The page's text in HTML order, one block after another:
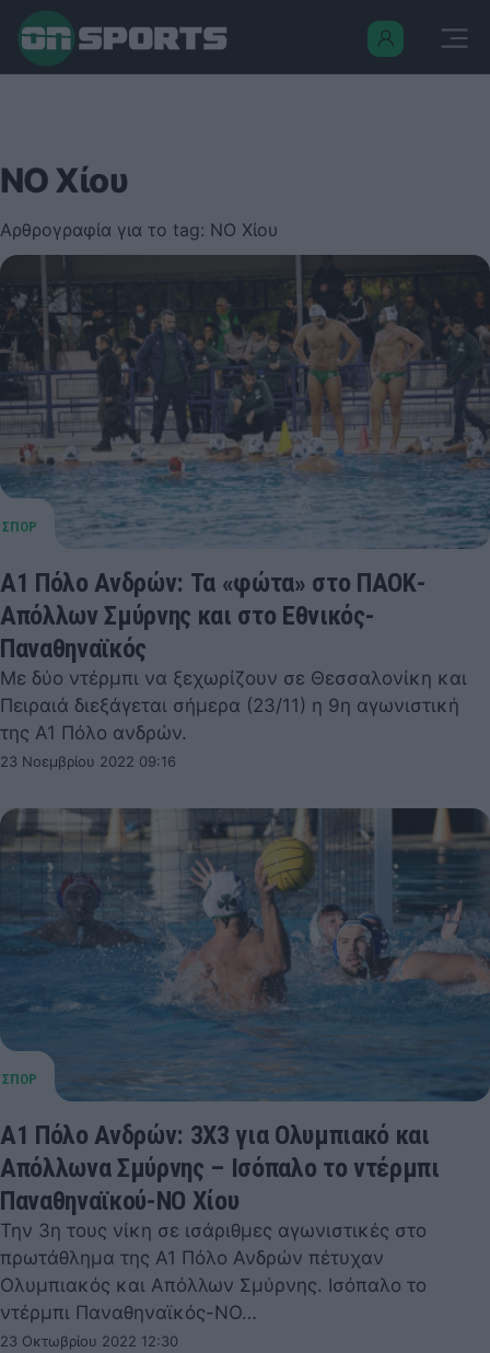
ΝΟ Χίου
Αρθρογραφία για το tag: ΝΟ Χίου
Α1 Πόλο Ανδρών: Τα «φώτα» στο ΠΑΟΚ-
Απόλλων Σμύρνης και στο Εθνικός-
Παναθηναϊκός
Με δύο ντέρμπι να ξεχωρίζουν σε Θεσσαλονίκη και
Πειραιά διεξάγεται σήμερα (23/11) η 9η αγωνιστική
της Α1 Πόλο ανδρών.
23 Νοεμβρίου 2022 09:16
Α1 Πόλο Ανδρών: 3Χ3 για Ολυμπιακό και
Απόλλωνα Σμύρνης – Ισόπαλο το ντέρμπι
Παναθηναϊκού-ΝΟ Χίου
Την 3η τους νίκη σε ισάριθμες αγωνιστικές στο
πρωτάθλημα της Α1 Πόλο Ανδρών πέτυχαν
Ολυμπιακός και Απόλλων Σμύρνης. Ισόπαλο το
ντέρμπι Παναθηναϊκός-ΝΟ…
23 Οκτωβρίου 2022 12:30